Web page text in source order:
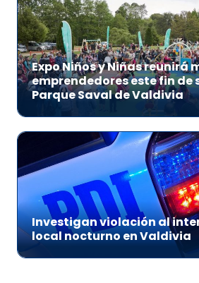
Expo Niños y Niñas reunirá
emprendedores este fin de
Parque Saval de Valdivia
Investigan violación al
local nocturno en Valdivia